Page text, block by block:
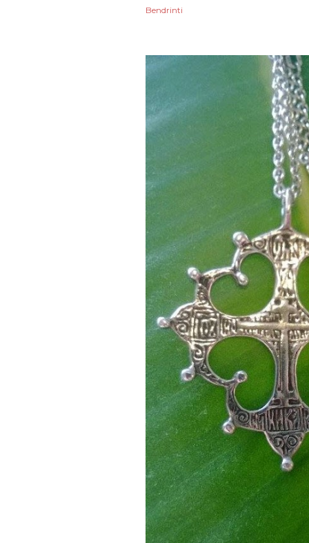
gruodžio
lapkričio
spalio
rugsėjo
rugpjūčio
liepos
birželio
gegužės
balandžio
kovo
vasario
sausio
2023
gruodžio
lapkričio
spalio
rugsėjo
rugpjūčio
Bendrinti